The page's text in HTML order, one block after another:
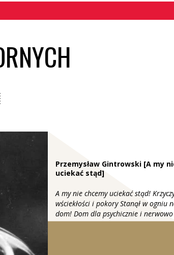
Przemysław Gintrowski [A my
uciekać stąd]
A my nie chcemy uciekać stąd!
wściekłości i pokory Stanął w ogniu
dom! Dom dla psychicznie i